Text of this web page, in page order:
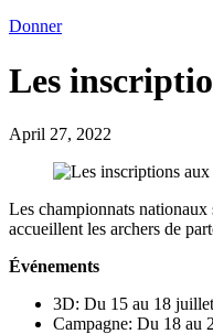
Donner
Les
April 27, 2022
Les championnats
accueillent les archers de
Événements
3D: Du 15 au 18
Campagne: Du 18 au